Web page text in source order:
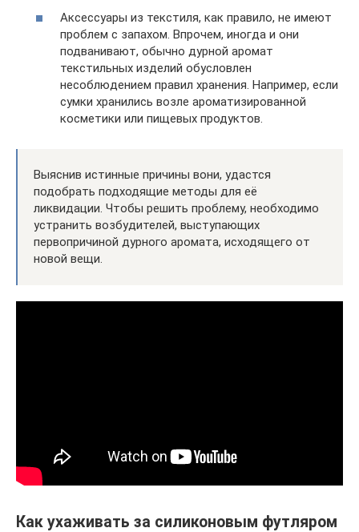
Аксессуары из текстиля, как правило, не имеют
проблем с запахом. Впрочем, иногда и они
подванивают, обычно дурной аромат
текстильных изделий обусловлен
несоблюдением правил хранения. Например, если
сумки хранились возле ароматизированной
косметики или пищевых продуктов.
Выяснив истинные причины вони, удастся
подобрать подходящие методы для её
ликвидации. Чтобы решить проблему, необходимо
устранить возбудителей, выступающих
первопричиной дурного аромата, исходящего от
новой вещи.
Как ухаживать за силиконовым футляром